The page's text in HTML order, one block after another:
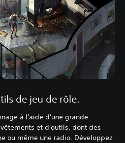
de jeu de rôle.
à l'aide d'une grande
et d'outils, dont des
ou même une radio. Développez